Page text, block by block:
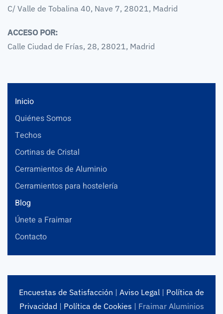
C/ Valle de Tobalina 40, Nave 7, 28021, Madrid
ACCESO POR:
Calle Ciudad de Frías, 28, 28021, Madrid
Inicio
Quiénes Somos
Techos
Cortinas de Cristal
Cerramientos de Aluminio
Cerramientos para hostelería
Blog
Únete a Fraimar
Contacto
Encuestas de Satisfacción | Aviso Legal | Política de
Privacidad | Política de Cookies | Fraimar Aluminios